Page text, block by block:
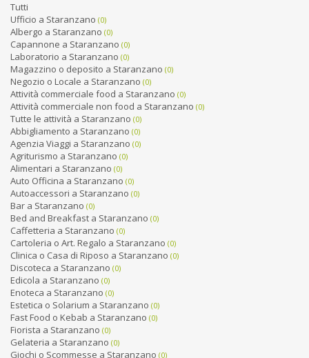
Tutti
Ufficio a Staranzano (0)
Albergo a Staranzano (0)
Capannone a Staranzano (0)
Laboratorio a Staranzano (0)
Magazzino o deposito a Staranzano (0)
Negozio o Locale a Staranzano (0)
Attività commerciale food a Staranzano (0)
Attività commerciale non food a Staranzano (0)
Tutte le attività a Staranzano (0)
Abbigliamento a Staranzano (0)
Agenzia Viaggi a Staranzano (0)
Agriturismo a Staranzano (0)
Alimentari a Staranzano (0)
Auto Officina a Staranzano (0)
Autoaccessori a Staranzano (0)
Bar a Staranzano (0)
Bed and Breakfast a Staranzano (0)
Caffetteria a Staranzano (0)
Cartoleria o Art. Regalo a Staranzano (0)
Clinica o Casa di Riposo a Staranzano (0)
Discoteca a Staranzano (0)
Edicola a Staranzano (0)
Enoteca a Staranzano (0)
Estetica o Solarium a Staranzano (0)
Fast Food o Kebab a Staranzano (0)
Fiorista a Staranzano (0)
Gelateria a Staranzano (0)
Giochi o Scommesse a Staranzano (0)